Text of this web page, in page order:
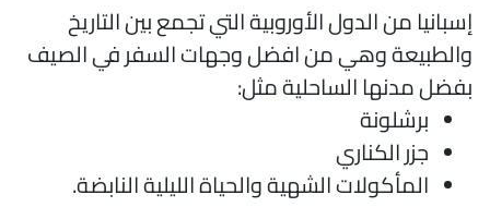
من الدول الأوروبية التي تجمع بين التاريخ
وهي من افضل وجهات السفر في الصيف
مدنها الساحلية مثل:
برشلونة
جزر الكناري
المأكولات الشهية والحياة الليلية النابضة.